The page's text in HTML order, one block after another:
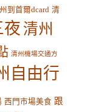
到首爾dcard 清
夜 清州
清州機場交通方
自由行
西門市場美食 跟